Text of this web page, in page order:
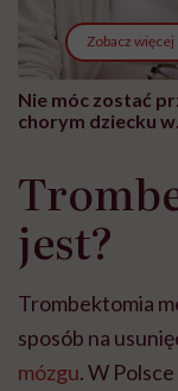
Zobacz więcej
Nie móc zostać
chorym dziecku w
może chyba tylko
głupota i brak
wyobraźni"
jest?
Trombektomia
sposób na
mózgu. W